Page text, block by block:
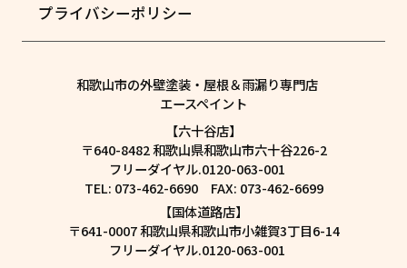
プライバシーポリシー
和歌山市の外壁塗装・屋根＆雨漏り専門店
エースペイント
【六十谷店】
〒640-8482 和歌山県和歌山市六十谷226-2
フリーダイヤル.0120-063-001
TEL: 073-462-6690 FAX: 073-462-6699
【国体道路店】
〒641-0007 和歌山県和歌山市小雑賀3丁目6-14
フリーダイヤル.0120-063-001